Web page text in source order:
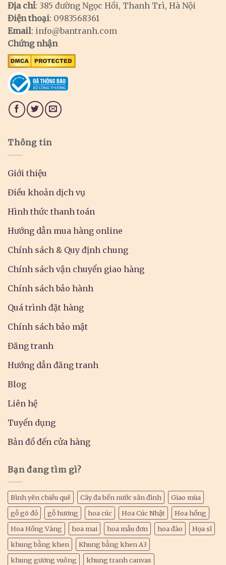
Địa chỉ: 385 đường Ngọc Hồi, Thanh Trì, Hà Nội
Điện thoại: 0983568361
Email: info@bantranh.com
Chứng nhận
Thông tin
Giới thiệu
Điều khoản dịch vụ
Hình thức thanh toán
Hướng dẫn mua hàng online
Chính sách & Quy định chung
Chính sách vận chuyển giao hàng
Chính sách bảo hành
Quá trình đặt hàng
Chính sách bảo mật
Đăng tranh
Hướng dẫn đăng tranh
Blog
Liên hệ
Tuyển dụng
Bản đồ đến cửa hàng
Bạn đang tìm gì?
Bình yên chiều quê Cây đa bến nước sân đình
Giao mùa
gỗ gõ đỏ
gỗ hương hoa cúc Hoa Cúc Nhật
Hoa hồng
Hoa Hồng Vàng
hoa mai hoa mẫu đơn hoa đào
Họa sĩ
khung bằng khen
Khung bằng khen A3
khung gương vuông
khung tranh canvas